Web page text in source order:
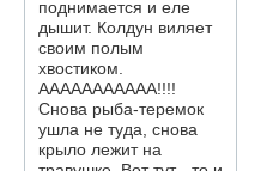
поднимается и еле
дышит. Колдун виляет
своим полым
хвостиком.
ААААААААААА!!!!
Снова рыба-теремок
ушла не туда, снова
крыло лежит на